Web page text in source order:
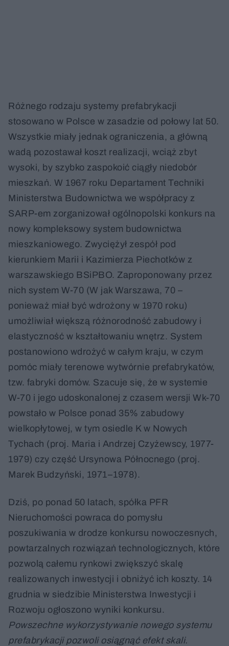
Różnego rodzaju systemy prefabrykacji
stosowano w Polsce w zasadzie od połowy lat 50.
Wszystkie miały jednak ograniczenia, a główną
wadą pozostawał koszt realizacji, wciąż zbyt
wysoki, by szybko zaspokoić ciągły niedobór
mieszkań. W 1967 roku Departament Techniki
Ministerstwa Budownictwa we współpracy z
SARP-em zorganizował ogólnopolski konkurs na
nowy kompleksowy system budownictwa
mieszkaniowego. Zwyciężył zespół pod
kierunkiem Marii i Kazimierza Piechotków z
warszawskiego BSiPBO. Zaproponowany przez
nich system W-70 (W jak Warszawa, 70 –
ponieważ miał być wdrożony w 1970 roku)
umożliwiał większą różnorodność zabudowy i
elastyczność w kształtowaniu wnętrz. System
postanowiono wdrożyć w całym kraju, w czym
pomóc miały terenowe wytwórnie prefabrykatów,
tzw. fabryki domów. Szacuje się, że w systemie
W-70 i jego udoskonalonej z czasem wersji Wk-70
powstało w Polsce ponad 35% zabudowy
wielkopłytowej, w tym osiedle K w Nowych
Tychach (proj. Maria i Andrzej Czyżewscy, 1977-
1979) czy część Ursynowa Północnego (proj.
Marek Budzyński, 1971–1978).
Dziś, po ponad 50 latach, spółka PFR
Nieruchomości powraca do pomysłu
poszukiwania w drodze konkursu nowoczesnych,
powtarzalnych rozwiązań technologicznych, które
pozwolą całemu rynkowi zwiększyć skalę
realizowanych inwestycji i obniżyć ich koszty. 14
grudnia w siedzibie Ministerstwa Inwestycji i
Rozwoju ogłoszono wyniki konkursu.
Powszechne wykorzystywanie nowego systemu
prefabrykacji pozwoli osiągnąć efekt skali.